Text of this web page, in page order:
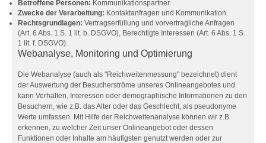
Betroffene Personen: Kommunikationspartner.
Zwecke der Verarbeitung: Kontaktanfragen und Kommunikation.
Rechtsgrundlagen: Vertragserfüllung und vorvertragliche Anfragen
(Art. 6 Abs. 1 S. 1 lit. b. DSGVO), Berechtigte Interessen (Art. 6 Abs. 1 S.
1 lit. f. DSGVO).
Webanalyse, Monitoring und Optimierung
Die Webanalyse (auch als "Reichweitenmessung" bezeichnet) dient
der Auswertung der Besucherströme unseres Onlineangebotes und
kann Verhalten, Interessen oder demographische Informationen zu den
Besuchern, wie z.B. das Alter oder das Geschlecht, als pseudonyme
Werte umfassen. Mit Hilfe der Reichweitenanalyse können wir z.B.
erkennen, zu welcher Zeit unser Onlineangebot oder dessen
Funktionen oder Inhalte am häufigsten genutzt werden oder zur